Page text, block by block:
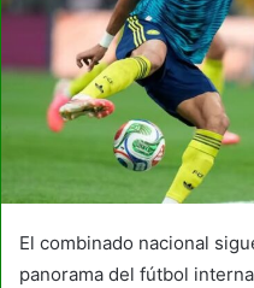
El combinado nacional
panorama del fútbol